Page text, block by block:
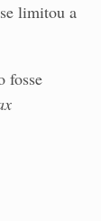
limitou a
fosse